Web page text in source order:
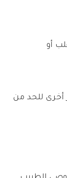
أو
أخرى للحد من